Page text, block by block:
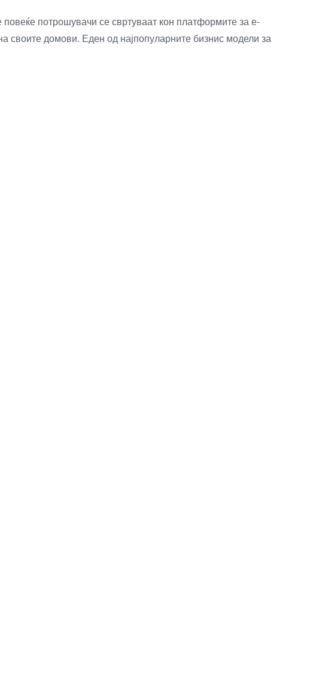
потрошувачи се свртуваат кон платформите за е-
своите домови. Еден од најпопуларните бизнис модели за